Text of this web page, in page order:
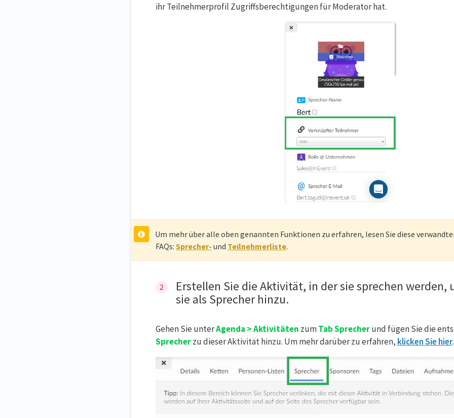
ihr Teilnehmerprofil Zugriffsberechtigungen für Moderator hat.
Um mehr über alle oben genannten Funktionen zu erfahren, lesen Sie diese
FAQs: Sprecher- und Teilnehmerliste.
Erstellen Sie die Aktivität, in der sie sprechen werden,
sie als Sprecher hinzu.
Gehen Sie unterAgenda > Aktivitäten zumTab Sprecherund fügen Sie die
Sprecherzu dieser Aktivität hinzu. Um mehr darüber zu erfahren, klicken Sie hier.